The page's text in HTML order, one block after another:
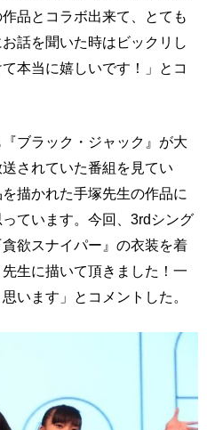
品とコラボ出来て、とても
話を聞いた時はビックリし
本当に嬉しいです！」とコ
ブラック・ジャック』が大
されていた番組を見てい
描かれた手塚先生の作品に
ています。今回、3rdシング
欲スナイパー』の衣装を着
生に描いて頂きました！一
います」とコメントした。